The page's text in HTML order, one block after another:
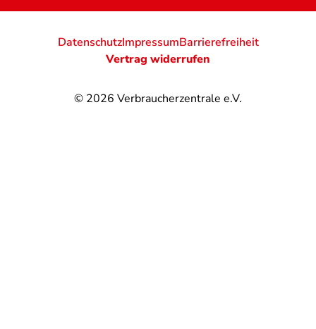
© 2026 Verbraucherzentrale e.V.
DatenschutzImpressumBarrierefreiheit
Vertrag widerrufen